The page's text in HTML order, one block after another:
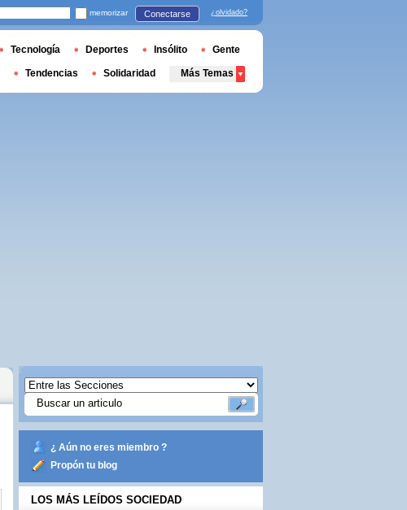
¿ Aún no eres miembro ?
Propón tu blog
LOS MÁS LEÍDOS SOCIEDAD
memorizar Conectarse ¿olvidado?
Tecnología Deportes Insólito Gente
Tendencias Solidaridad Más Temas